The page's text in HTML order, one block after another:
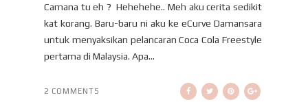
Camana tu eh ? Hehehehe.. Meh aku cerita sedikit
kat korang. Baru-baru ni aku ke eCurve Damansara
untuk menyaksikan pelancaran Coca Cola Freestyle
pertama di Malaysia. Apa...
2 COMMENTS